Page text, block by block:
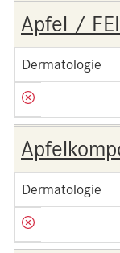
Apfel /
Dermatologie
Dermatologie